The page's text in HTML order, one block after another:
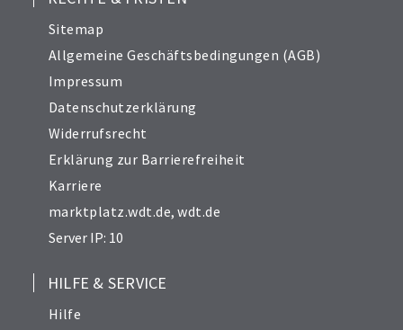
Sitemap
Allgemeine Geschäftsbedingungen (AGB)
Impressum
Datenschutzerklärung
Widerrufsrecht
Erklärung zur Barrierefreiheit
Karriere
marktplatz.wdt.de,wdt.de
Server IP: 10
HILFE & SERVICE
Hilfe